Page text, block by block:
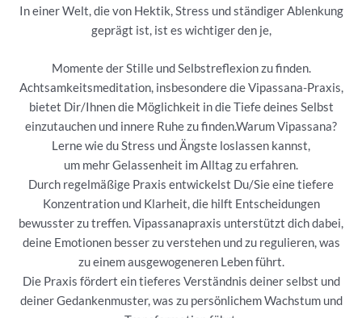
In einer Welt, die von Hektik, Stress und ständiger Ablenkung
geprägt ist, ist es wichtiger den je,
Momente der Stille und Selbstreflexion zu finden.
Achtsamkeitsmeditation, insbesondere die Vipassana-Praxis,
bietet Dir/Ihnen die Möglichkeit in die Tiefe deines Selbst
einzutauchen und innere Ruhe zu finden.Warum Vipassana?
Lerne wie du Stress und Ängste loslassen kannst,
um mehr Gelassenheit im Alltag zu erfahren.
Durch regelmäßige Praxis entwickelst Du/Sie eine tiefere
Konzentration und Klarheit, die hilft Entscheidungen
bewusster zu treffen. Vipassanapraxis unterstützt dich dabei,
deine Emotionen besser zu verstehen und zu regulieren, was
zu einem ausgewogeneren Leben führt.
Die Praxis fördert ein tieferes Verständnis deiner selbst und
deiner Gedankenmuster, was zu persönlichem Wachstum und